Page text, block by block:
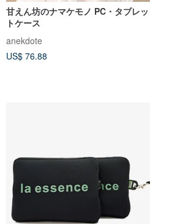
甘えん坊のナマケモノ PC・タブレッ
トケース
anekdote
US$ 76.88